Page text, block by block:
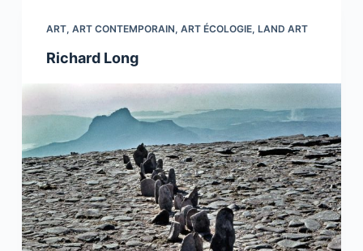
ART, ART CONTEMPORAIN, ART ÉCOLOGIE, LAND ART
Richard Long